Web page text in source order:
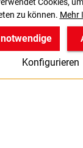
zu können. Mehr
Konfigurieren
v
Produkte